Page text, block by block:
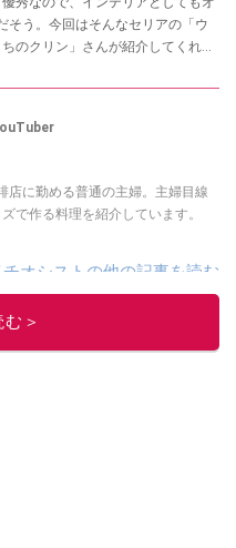
そう。今回はそんなセリアの「ウ
のクリン」さんが紹介してくれま
店に勤める普通の主婦。主婦目線
で作る料理を紹介しています。
チオシストの他の記事を読む
＞